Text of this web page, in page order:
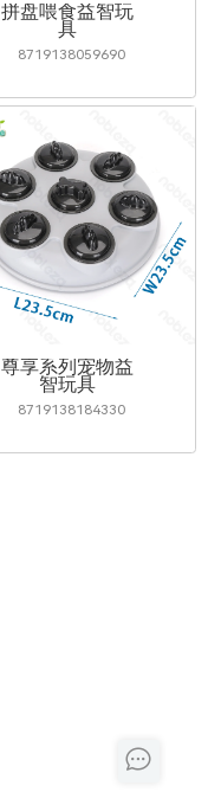
拼盘喂食益智玩
具
8719138059690
尊享系列宠物益
智玩具
8719138184330